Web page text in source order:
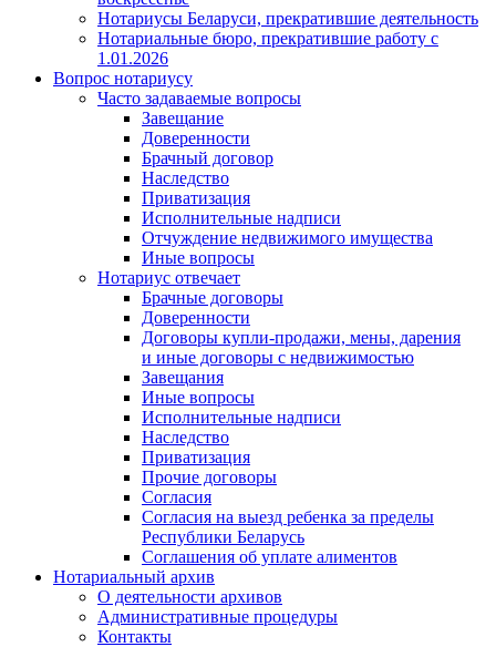
Нотариусы Беларуси, прекратившие деятельность
Нотариальные бюро, прекратившие работу с
1.01.2026
Вопрос нотариусу
Часто задаваемые вопросы
Завещание
Доверенности
Брачный договор
Наследство
Приватизация
Исполнительные надписи
Отчуждение недвижимого имущества
Иные вопросы
Нотариус отвечает
Брачные договоры
Доверенности
Договоры купли-продажи, мены, дарения
и иные договоры с недвижимостью
Завещания
Иные вопросы
Исполнительные надписи
Наследство
Приватизация
Прочие договоры
Согласия
Согласия на выезд ребенка за пределы
Республики Беларусь
Соглашения об уплате алиментов
Нотариальный архив
О деятельности архивов
Административные процедуры
Контакты